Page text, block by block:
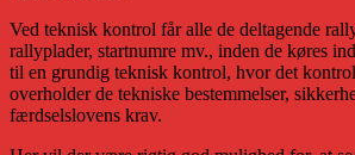
Ved teknisk kontrol får alle de deltagende
rallyplader, startnumre mv., inden de køres
til en grundig teknisk kontrol, hvor det
overholder de tekniske bestemmelser,
færdselslovens krav.